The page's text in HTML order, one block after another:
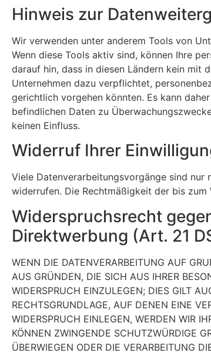
Hinweis zur
Wir verwenden unter anderem Tools von
Wenn diese Tools aktiv sind, können Ihre
darauf hin, dass in diesen Ländern kein mit
Unternehmen dazu verpflichtet,
gerichtlich vorgehen könnten. Es kann
befindlichen Daten zu
keinen Einfluss.
Widerruf Ihrer
Viele Datenverarbeitungsvorgänge sind
widerrufen. Die Rechtmäßigkeit der bis
Widerspruchsrecht
Direktwerbung (Art. 21
WENN DIE DATENVERARBEITUNG AUF
AUS GRÜNDEN, DIE SICH AUS IHRER
WIDERSPRUCH EINZULEGEN; DIES GILT
RECHTSGRUNDLAGE, AUF DENEN EINE
WIDERSPRUCH EINLEGEN, WERDEN WIR
KÖNNEN ZWINGENDE SCHUTZWÜRDIGE
ÜBERWIEGEN ODER DIE VERARBEITUNG